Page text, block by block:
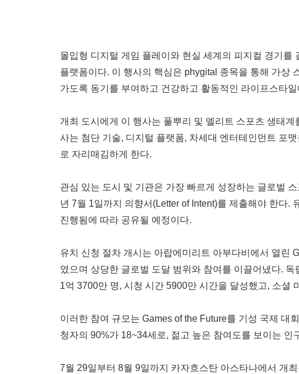
몰입형 디지털 게임 플레이와 현실 세계의 피지컬 경기
플랫폼이다. 이 행사의 핵심은 phygital 종목을 통해 가상
가도록 동기를 부여하고 건강하고 활동적인 라이프스타
개최 도시에게 이 행사는 풀뿌리 및 엘리트 스포츠 생태
사는 첨단 기술, 디지털 플랫폼, 차세대 엔터테인먼트 포
로 자리매김하게 한다.
관심 있는 도시 및 기관은 가장 빠르게 성장하는 글로벌
년 7월 1일까지 의향서(Letter of Intent)를 제출해야 한다.
진행됨에 따라 공유될 예정이다.
유치 신청 절차 개시는 아랍에미리트 아부다비에서 열린
였으며 상당한 글로벌 도달 범위와 참여를 이끌어냈다.
1억 3700만 명, 시청 시간 5900만 시간을 달성했고, 소셜
이러한 참여 규모는 Games of the Future를 기성 국제 대
청자의 90%가 18~34세로, 젊고 높은 참여도를 보이는 인
7월 29일부터 8월 9일까지 카자흐스탄 아스타나에서 개